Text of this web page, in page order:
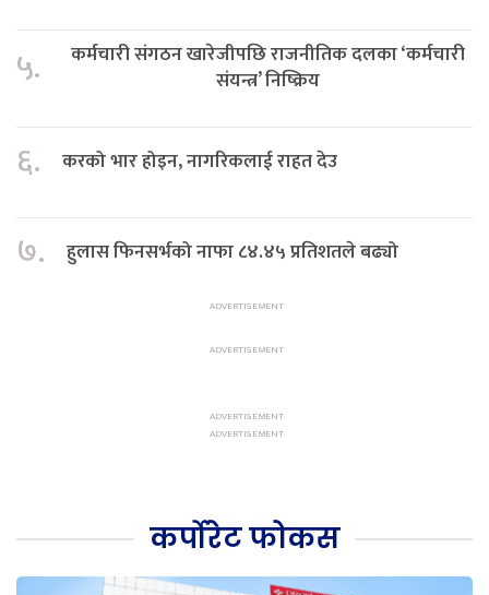
५.
कर्मचारी संगठन खारेजीपछि राजनीतिक दलका ‘कर्मचारी
संयन्त्र’ निष्क्रिय
६. करको भार होइन, नागरिकलाई राहत देउ
७. हुलास फिनसर्भको नाफा ८४.४५ प्रतिशतले बढ्यो
कर्पोरेट फोकस